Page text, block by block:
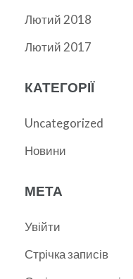
Лютий 2018
Лютий 2017
КАТЕГОРІЇ
Uncategorized
Новини
МЕТА
Увійти
Стрічка записів